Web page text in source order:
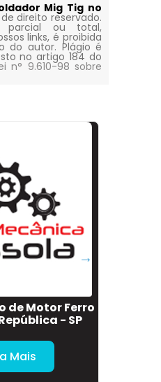
Mig Tig no
direito reservado.
parcial ou total,
links, é proibida
do autor. Plágio é
no artigo 184 do
n° 9.610-98 sobre
de Motor Ferro
- SP
Mais